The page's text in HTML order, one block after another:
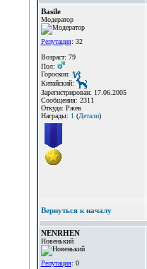
Basile
Модератор
Репутация: 32
Возраст: 79
Пол:
Гороскоп:
Китайский:
Зарегистрирован: 17.06.2005
Сообщения: 2311
Откуда: Ржев
Награды: 1(Детали)
Вернуться к началу
NENRHEN
Новенький
Репутация: 0